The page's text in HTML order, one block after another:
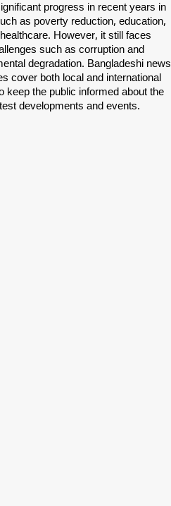
progress in recent years in
as poverty reduction, education,
However, it still faces
such as corruption and
degradation. Bangladeshi news
cover both local and international
keep the public informed about the
developments and events.